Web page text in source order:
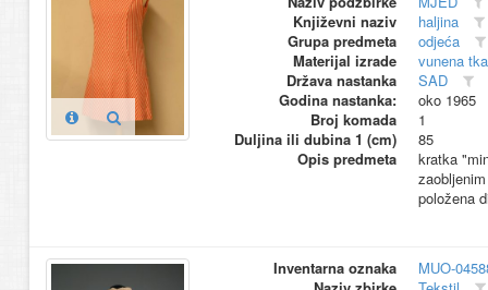
Književni naziv
haljina
Grupa predmeta
odjeća
Materijal izrade
vunena
Država nastanka
SAD
Godina nastanka:
oko 1965
Broj komada
1
Duljina ili dubina 1 (cm)
85
Opis predmeta
kratka
položena
Inventarna oznaka
MUO-